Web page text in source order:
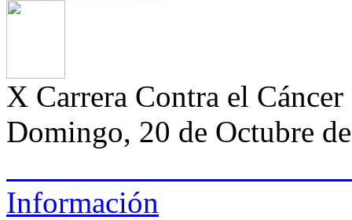
X Carrera Contra el
Domingo, 20 de Octubre
Información